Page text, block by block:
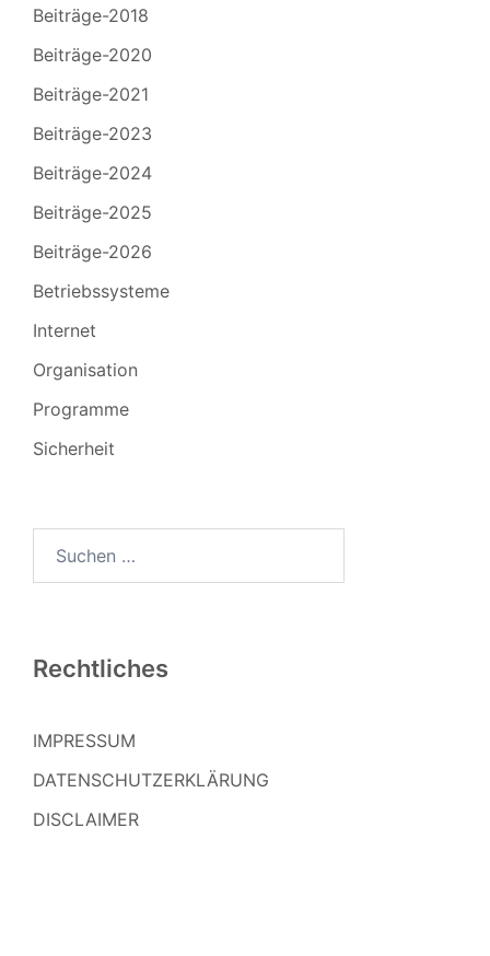
Beiträge-2018
Beiträge-2020
Beiträge-2021
Beiträge-2023
Beiträge-2024
Beiträge-2025
Beiträge-2026
Betriebssysteme
Internet
Organisation
Programme
Sicherheit
Rechtliches
IMPRESSUM
DATENSCHUTZERKLÄRUNG
DISCLAIMER